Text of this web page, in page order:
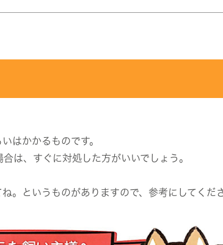
はかかるものです。
は、すぐに対処した方がいいでしょう。
。というものがありますので、参考にしてくだ